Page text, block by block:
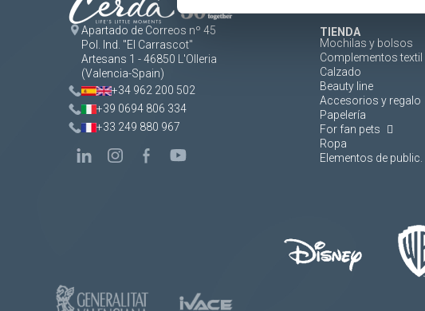
Apartado de Correos nº 45
Pol. Ind. "El Carrascot"
Artesans 1 - 46850 L'Olleria
(Valencia-Spain)
+34 962 200 502
+39 0694 806 334
+33 249 880 967
TIENDA
Mochilas y bolsos
Complementos textil
Calzado
Beauty line
Accesorios y regalo
Papelería
For fan pets
Ropa
Elementos de public.